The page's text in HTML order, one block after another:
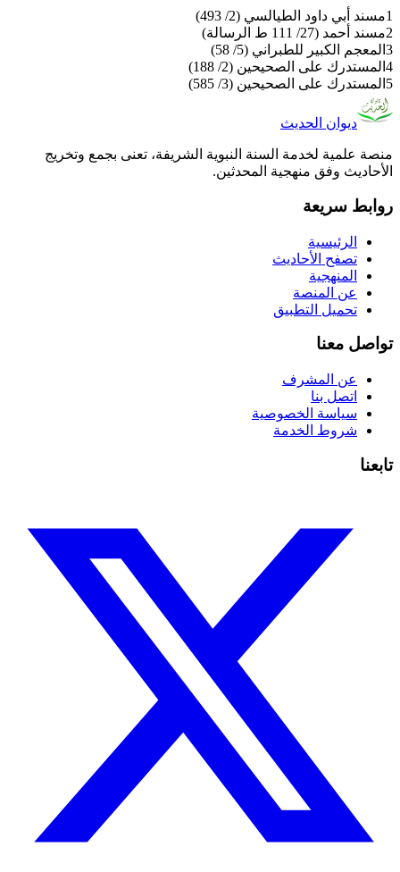
1مسند أبي داود الطيالسي (2/ 493)
2مسند أحمد (27/ 111 ط الرسالة)
3 المعجم الكبير للطبراني (5/ 58)
4 المستدرك على الصحيحين (2/ 188)
5 المستدرك على الصحيحين (3/ 585)
ديوان الحديث
منصة علمية لخدمة السنة النبوية الشريفة، تعنى بجمع وتخريج
الأحاديث وفق منهجية المحدثين.
روابط سريعة
الرئيسية
تصفح الأحاديث
المنهجية
عن المنصة
تحميل التطبيق
تواصل معنا
عن المشرف
اتصل بنا
سياسة الخصوصية
شروط الخدمة
تابعنا